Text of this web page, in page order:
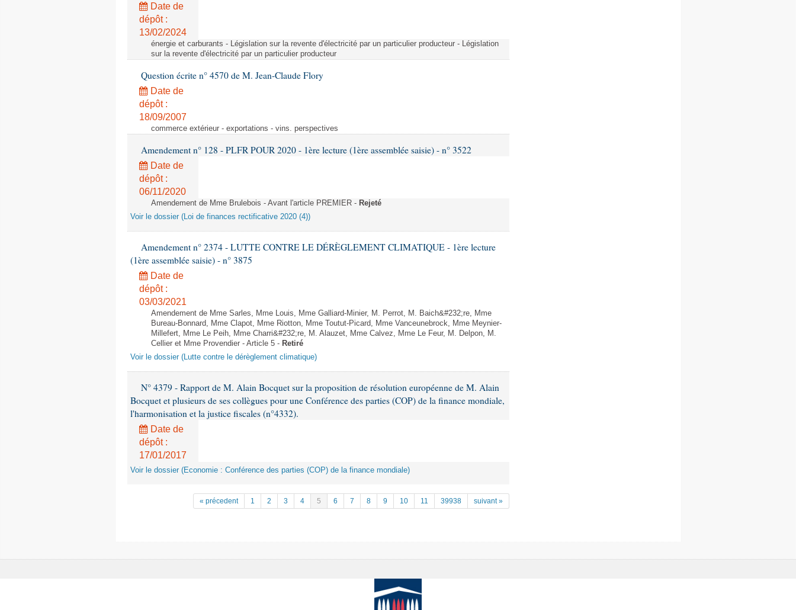
Date de
dépôt :
13/02/2024
énergie et carburants - Législation sur la revente d'électricité par un particulier producteur - Législation
sur la revente d'électricité par un particulier producteur
Question écrite n° 4570 de M. Jean-Claude Flory
Date de
dépôt :
18/09/2007
commerce extérieur - exportations - vins. perspectives
Amendement n° 128 - PLFR POUR 2020 - 1ère lecture (1ère assemblée saisie) - n° 3522
Date de
dépôt :
06/11/2020
Amendement de Mme Brulebois - Avant l'article PREMIER - Rejeté
Voir le dossier (Loi de finances rectificative 2020 (4))
Amendement n° 2374 - LUTTE CONTRE LE DÉRÈGLEMENT CLIMATIQUE - 1ère lecture
(1ère assemblée saisie) - n° 3875
Date de
dépôt :
03/03/2021
Amendement de Mme Sarles, Mme Louis, Mme Galliard-Minier, M. Perrot, M. Baich&#232;re, Mme
Bureau-Bonnard, Mme Clapot, Mme Riotton, Mme Toutut-Picard, Mme Vanceunebrock, Mme Meynier-
Millefert, Mme Le Peih, Mme Charri&#232;re, M. Alauzet, Mme Calvez, Mme Le Feur, M. Delpon, M.
Cellier et Mme Provendier - Article 5 - Retiré
Voir le dossier (Lutte contre le dérèglement climatique)
N° 4379 - Rapport de M. Alain Bocquet sur la proposition de résolution européenne de M. Alain
Bocquet et plusieurs de ses collègues pour une Conférence des parties (COP) de la finance mondiale,
l'harmonisation et la justice fiscales (n°4332).
Date de
dépôt :
17/01/2017
Voir le dossier (Economie : Conférence des parties (COP) de la finance mondiale)
« précedent 1 2 3 4 5 6 7 8 9 10 11 39938 suivant »